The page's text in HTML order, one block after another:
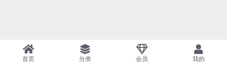
首页 分类 会员 我的